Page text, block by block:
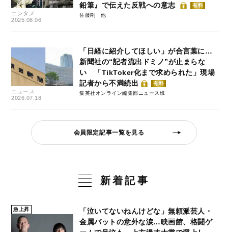
エンタメ
2025.08.06
鉛筆』で伝えた反戦への意志
有料
佐藤剛
ニュース
2026.07.18
「日経に紹介してほしい」が合言葉に…
新聞社の“記者流出ドミノ”が止まらな
い 「TikToker化まで求められた」現場
記者から不満続出
有料
集英社オンライン編集部ニュース班
会員限定記事一覧を見る
新着記事
急上昇
「泣いてないねんけどな」無頼派芸人・
金属バットの意外な涙…映画館、格闘ゲ